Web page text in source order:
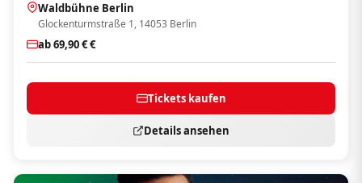
Waldbühne Berlin
Glockenturmstraße 1, 14053 Berlin
ab 69,90 € €
Tickets kaufen
Details ansehen